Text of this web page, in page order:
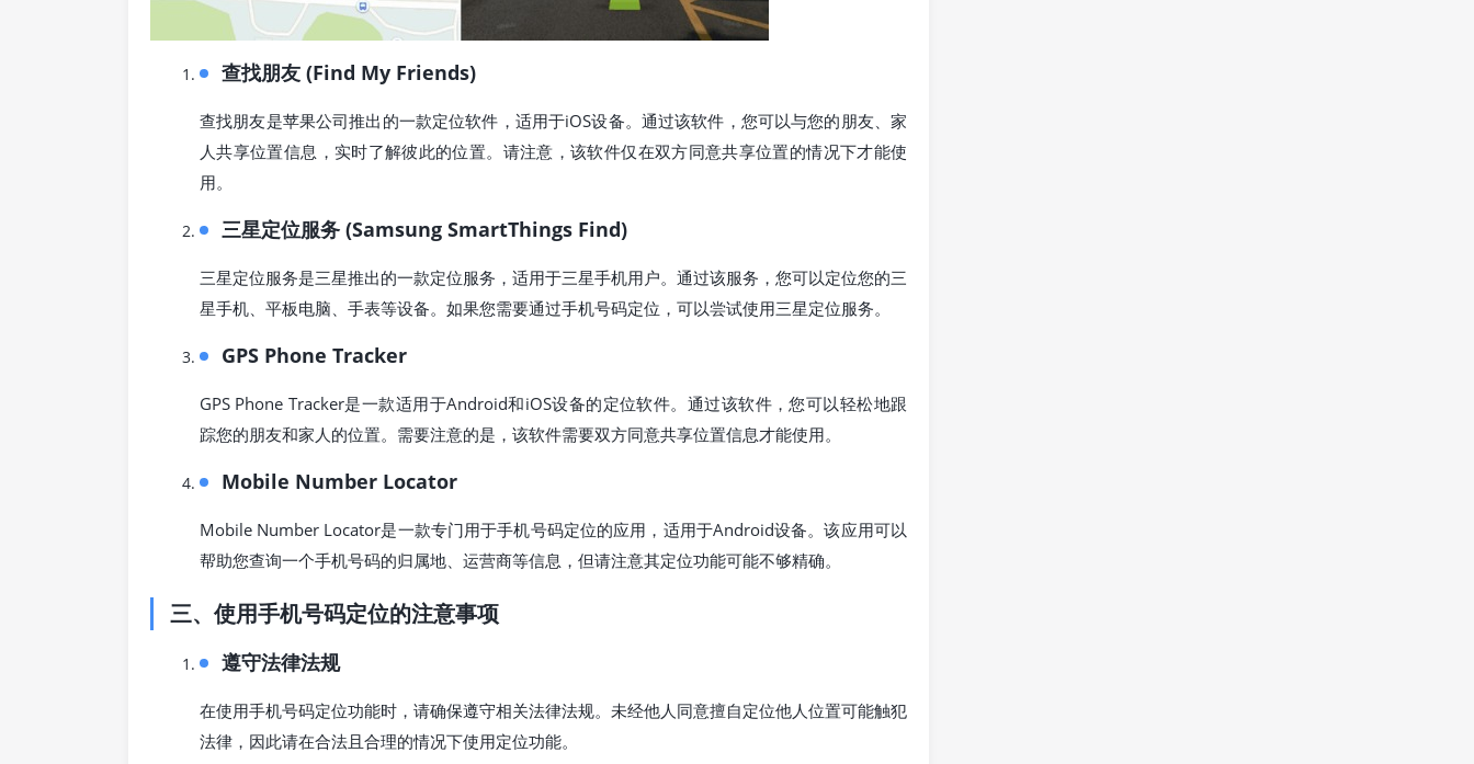
查找朋友 (Find My Friends)
查找朋友是苹果公司推出的一款定位软件，适用于iOS设备。通过该软件，您可以与您的朋友、家
人共享位置信息，实时了解彼此的位置。请注意，该软件仅在双方同意共享位置的情况下才能使
用。
三星定位服务 (Samsung SmartThings Find)
三星定位服务是三星推出的一款定位服务，适用于三星手机用户。通过该服务，您可以定位您的三
星手机、平板电脑、手表等设备。如果您需要通过手机号码定位，可以尝试使用三星定位服务。
GPS Phone Tracker
GPS Phone Tracker是一款适用于Android和iOS设备的定位软件。通过该软件，您可以轻松地跟
踪您的朋友和家人的位置。需要注意的是，该软件需要双方同意共享位置信息才能使用。
Mobile Number Locator
Mobile Number Locator是一款专门用于手机号码定位的应用，适用于Android设备。该应用可以
帮助您查询一个手机号码的归属地、运营商等信息，但请注意其定位功能可能不够精确。
三、使用手机号码定位的注意事项
遵守法律法规
在使用手机号码定位功能时，请确保遵守相关法律法规。未经他人同意擅自定位他人位置可能触犯
法律，因此请在合法且合理的情况下使用定位功能。